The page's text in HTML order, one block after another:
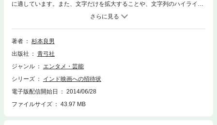
に適しています。また、文字だけを拡大することや、文字列のハイライ
ト、検索、辞書の参照、引用などの機能が使用できません。歌い、踊り、
そしてハッピーエンド。娯楽性・庶民性を徹底的に追求するインド映画の
スタイルはなにから生み出されるのか-。多言語・多文化の伝統と、グロー
バルな政治が交じりあう異種混淆のハイブリット性が映画に与える影響
著者
杉本良男
出版社
青弓社
ジャンル
エンタメ・芸能
シリーズ
インド映画への招待状
電子版配信開始日
2014/06/28
ファイルサイズ
43.97 MB